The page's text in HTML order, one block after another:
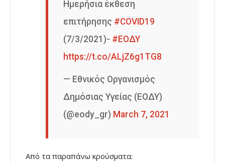
Ημερήσια έκθεση
επιτήρησης #COVID19
(7/3/2021)- #ΕΟΔΥ
https://t.co/ALjZ6g1TG8
— Εθνικός Οργανισμός
Δημόσιας Υγείας (ΕΟΔΥ)
(@eody_gr) March 7, 2021
Από τα παραπάνω κρούσματα: